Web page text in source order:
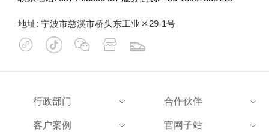
地址: 宁波市慈溪市桥头东工业区29-1号

行政部门 合作伙伴
客户案例 官网子站